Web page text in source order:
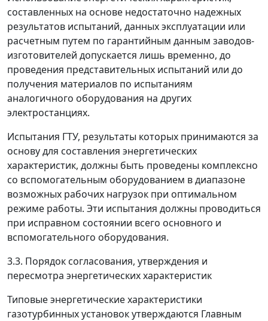
составленных на основе недостаточно надежных
результатов испытаний, данных эксплуатации или
расчетным путем по гарантийным данным заводов-
изготовителей допускается лишь временно, до
проведения представительных испытаний или до
получения материалов по испытаниям
аналогичного оборудования на других
электростанциях.
Испытания ГТУ, результаты которых принимаются за
основу для составления энергетических
характеристик, должны быть проведены комплексно
со вспомогательным оборудованием в диапазоне
возможных рабочих нагрузок при оптимальном
режиме работы. Эти испытания должны проводиться
при исправном состоянии всего основного и
вспомогательного оборудования.
3.3. Порядок согласования, утверждения и
пересмотра энергетических характеристик
Типовые энергетические характеристики
газотурбинных установок утверждаются Главным